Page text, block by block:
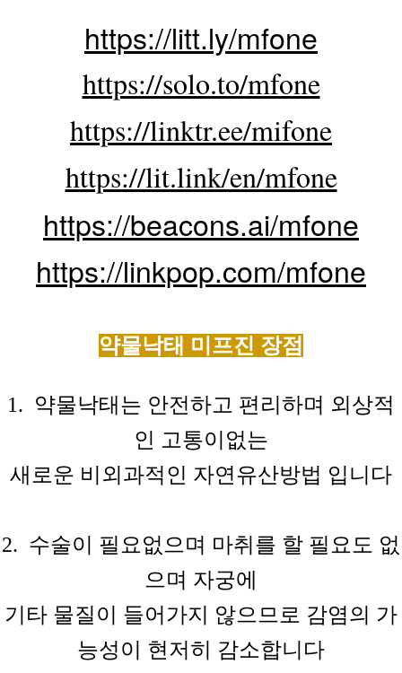
https://litt.ly/mfone
https://solo.to/mfone
https://linktr.ee/mifone
https://lit.link/en/mfone
https://beacons.ai/mfone
https://linkpop.com/mfone
약물낙태 미프진 장점
1. 약물낙태는 안전하고 편리하며 외상적
인 고통이없는
새로운 비외과적인 자연유산방법 입니다
2. 수술이 필요없으며 마취를 할 필요도 없
으며 자궁에
기타 물질이 들어가지 않으므로 감염의 가
능성이 현저히 감소합니다